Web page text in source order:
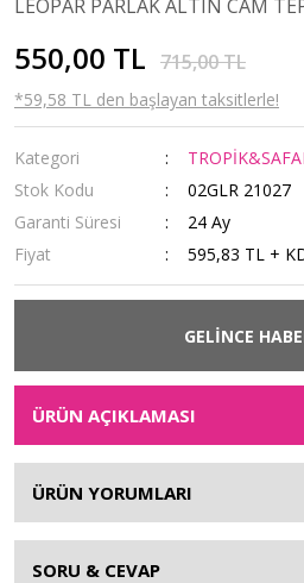
LEOPAR PARLAK ALTIN CAM
550,00 TL 715,00 TL
*59,58 TL den başlayan taksitlerle!
Kategori
Stok Kodu
02GLR 21027
Garanti Süresi
24 Ay
Fiyat
595,83 TL +
GELİNCE
ÜRÜN AÇIKLAMASI
ÜRÜN YORUMLARI
SORU & CEVAP